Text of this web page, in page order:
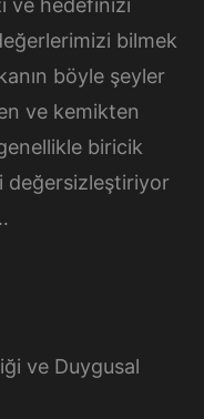
ve hedefinizi
bilmek
böyle şeyler
ve kemikten
biricik
değersizleştiriyor
ve Duygusal